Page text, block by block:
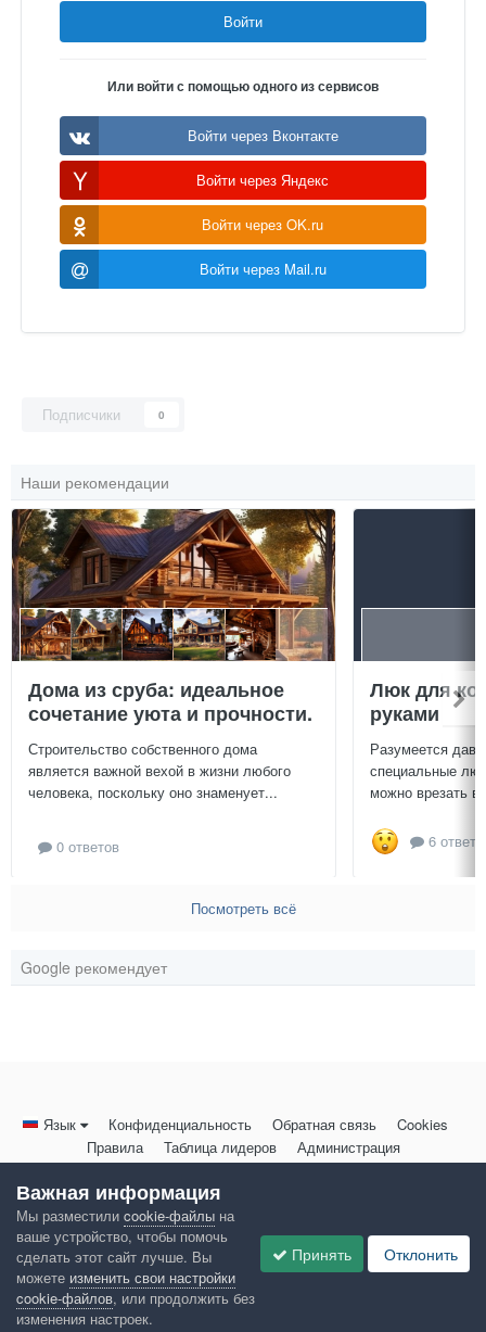
Войти
Или войти с помощью одного из сервисов
Войти через Вконтакте
Войти через Яндекс
Войти через OK.ru
Войти через Mail.ru
Подписчики 0
Наши рекомендации
Дома из сруба: идеальное
сочетание уюта и прочности.
Строительство собственного дома
является важной вехой в жизни любого
человека, поскольку оно знаменует...
0 ответов
Люк для
руками
Разумеется
специальные
можно врезать
6
Посмотреть всё
Google рекомендует
Язык Конфиденциальность Обратная связь
Cookies
Правила
Таблица лидеров Администрация
Powered by Invision Community
Важная информация
Мы разместили cookie-файлы на
ваше устройство, чтобы помочь
сделать этот сайт лучше. Вы
можете изменить свои настройки
cookie-файлов, или продолжить без
изменения настроек.
Принять Отклонить